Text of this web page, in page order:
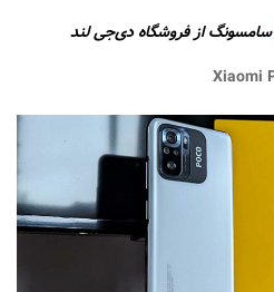
سامسونگ از فروشگاه دی‌جی لند